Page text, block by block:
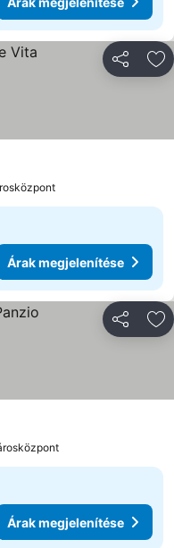
Árak megjelenítése
Árak megjelenítése